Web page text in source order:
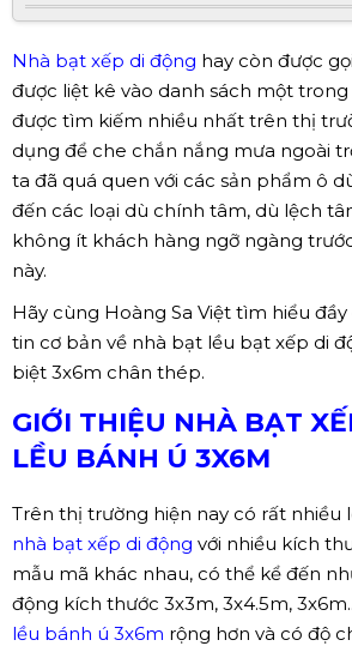
Nhà bạt xếp di động hay còn được
được liệt kê vào danh sách một
được tìm kiếm nhiều nhất trên thị
dụng để che chắn nắng mưa ngoài
ta đã quá quen với các sản phẩm ô
đến các loại dù chính tâm, dù lệch
không ít khách hàng ngỡ ngàng
này.
Hãy cùng Hoàng Sa Việt tìm hiểu
tin cơ bản về nhà bạt lều bạt xếp di
biệt 3x6m chân thép.
GIỚI THIỆU NHÀ BẠT
LỀU BÁNH Ú 3X6M
Trên thị trường hiện nay có rất nhiều
nhà bạt xếp di động với nhiều kích
mẫu mã khác nhau, có thể kể đến
động kích thước 3x3m, 3x4.5m,
lều bánh ú 3x6m rộng hơn và có độ